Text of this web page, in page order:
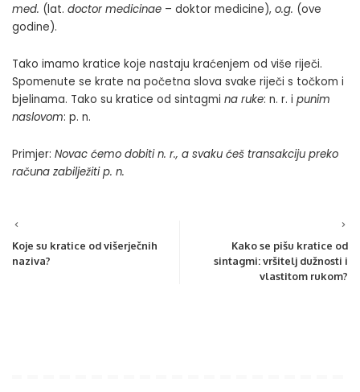
med. (lat. doctor medicinae – doktor medicine), o.g. (ove
godine).
Tako imamo kratice koje nastaju kraćenjem od više riječi.
Spomenute se krate na početna slova svake riječi s točkom i
bjelinama. Tako su kratice od sintagmi na ruke: n. r. i punim
naslovom: p. n.
Primjer: Novac ćemo dobiti n. r., a svaku ćeš transakciju preko
računa zabilježiti p. n.
Koje su kratice od višerječnih
naziva?
Kako se pišu kratice od
sintagmi: vršitelj dužnosti i
vlastitom rukom?